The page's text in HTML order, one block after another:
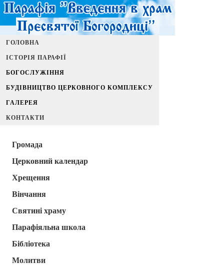
ГОЛОВНА
ІСТОРІЯ ПАРАФІЇ
БОГОСЛУЖІННЯ
БУДІВНИЦТВО ЦЕРКОВНОГО КОМПЛЕКСУ
ГАЛЕРЕЯ
КОНТАКТИ
Громада
Церковний календар
Хрещення
Вінчання
Святині храму
Парафіяльна школа
Бібліотека
Молитви